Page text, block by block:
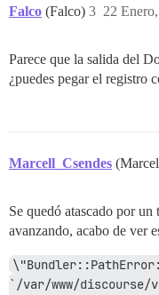
Falco (Falco) 22
3
Parece que la salida del
¿puedes pegar el registro
Marcell_Csendes
Se quedó atascado por
avanzando, acabo de ver
`/var/www/